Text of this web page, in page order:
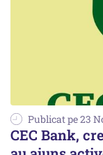
Publicat pe 23
CEC Bank,